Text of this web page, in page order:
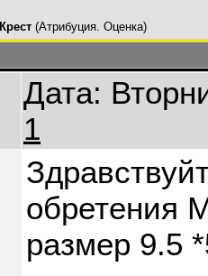
Крест (Атрибуция. Оценка)
Дата:
1
обретения
размер 9.5